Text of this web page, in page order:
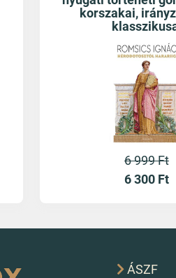
korszakai,
6 999 Ft
6 300 Ft
ÁSZF